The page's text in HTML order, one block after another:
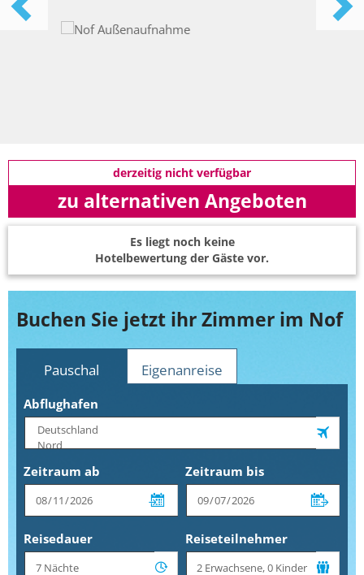
derzeitig nicht verfügbar
zu alternativen Angeboten
Es liegt noch keine
Hotelbewertung der Gäste vor.
Buchen Sie jetzt ihr Zimmer im Nof
Pauschal Eigenanreise
Abflughafen
Zeitraum ab Zeitraum bis
Reisedauer Reiseteilnehmer